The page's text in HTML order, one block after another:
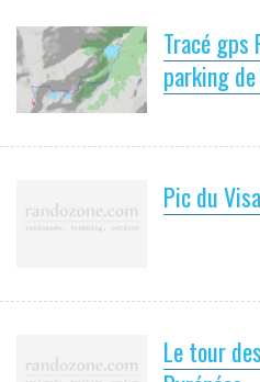
Tracé gps
parking
Pic du
Le tour